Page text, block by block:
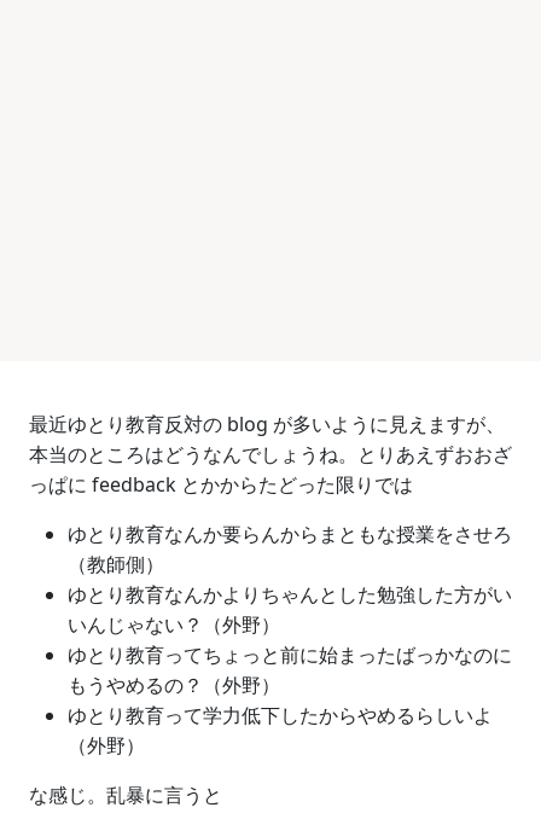
最近ゆとり教育反対の blog が多いように見えますが、
本当のところはどうなんでしょうね。とりあえずおおざ
っぱに feedback とかからたどった限りでは
ゆとり教育なんか要らんからまともな授業をさせろ
（教師側）
ゆとり教育なんかよりちゃんとした勉強した方がい
いんじゃない？（外野）
ゆとり教育ってちょっと前に始まったばっかなのに
もうやめるの？（外野）
ゆとり教育って学力低下したからやめるらしいよ
（外野）
な感じ。乱暴に言うと